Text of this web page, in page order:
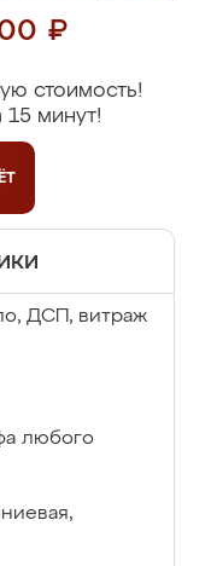
₽
стоимость!
15 минут!
ДСП, витраж
любого